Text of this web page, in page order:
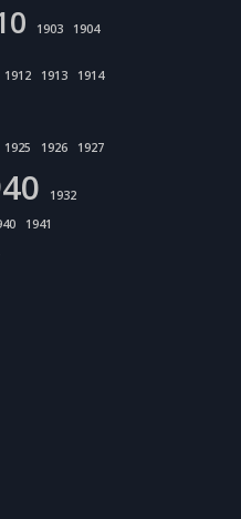
1903 1904
1912 1913
1914
1925 1926 1927
1932
1941